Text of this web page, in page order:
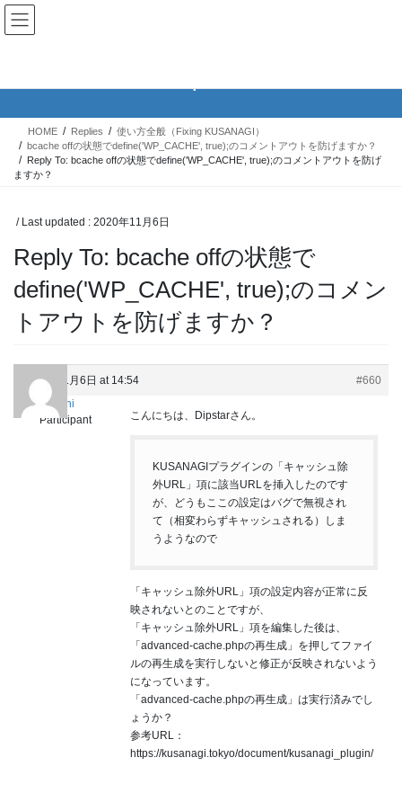
Skip
Skip
HOME Replies
使い方全般（Fixing KUSANAGI）
bcache offの状態でdefine('WP_CACHE', true);のコメントアウトを防げますか？
Reply To: bcache offの状態でdefine('WP_CACHE', true);のコメントアウトを防げ
ますか？
/ Last updated : 2020年11月6日
Reply To: bcache offの状態で
define('WP_CACHE', true);のコメン
トアウトを防げますか？
2020年11月6日 at 14:54
#660
mochi
Participant
こんにちは、Dipstarさん。
KUSANAGIプラグインの「キャッシュ除
外URL」項に該当URLを挿入したのです
が、どうもここの設定はバグで無視され
て（相変わらずキャッシュされる）しま
うようなので
「キャッシュ除外URL」項の設定内容が正常に反
映されないとのことですが、
「キャッシュ除外URL」項を編集した後は、
「advanced-cache.phpの再生成」を押してファイ
ルの再生成を実行しないと修正が反映されないよう
になっています。
「advanced-cache.phpの再生成」は実行済みでし
ょうか？
参考URL：
https://kusanagi.tokyo/document/kusanagi_plugin/